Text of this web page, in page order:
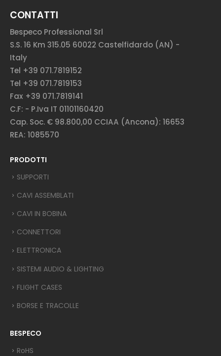
CONTATTI
Bespeco Professional Srl
S.S. 16 Km 315.05 60022 Castelfidardo (AN) -
Italy
Tel +39 071.7819152
Tel +39 071.7819153
Fax +39 071.7819141
C.F: - P.Iva IT 01101160420
Cap. Soc. € 98.800,00 CCIAA (Ancona): 16653
REA: 1085570
PRODOTTI
SUPPORTI
CAVI ASSEMBLATI
CAVI IN BOBINA
CONNETTORI
ELETTRONICA
SISTEMI AUDIO & LIGHTING
FLIGHT CASES
BORSE E TRACOLLE
BESPECO
RoHS